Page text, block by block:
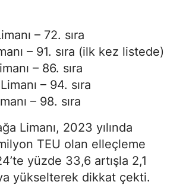
– 72. sıra
– 91. sıra (ilk kez listede)
– 86. sıra
– 94. sıra
– 98. sıra
Limanı, 2023 yılında
TEU olan elleçleme
yüzde 33,6 artışla 2,1
yükselterek dikkat çekti.